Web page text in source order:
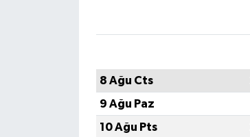
8 Ağu Cts
9 Ağu Paz
10 Ağu Pts